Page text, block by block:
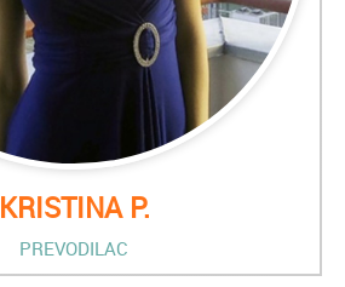
KRISTINA P.
PREVODILAC